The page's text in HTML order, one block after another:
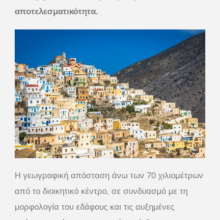
αποτελεσματικότητα.
Η γεωγραφική απόσταση άνω των 70 χιλιομέτρων
από το διοικητικό κέντρο, σε συνδυασμό με τη
μορφολογία του εδάφους και τις αυξημένες